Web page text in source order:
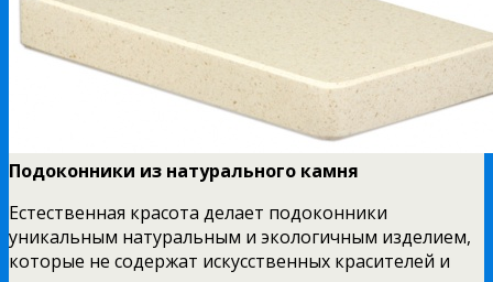
Подоконники из натурального камня
Естественная красота делает подоконники
уникальным натуральным и экологичным изделием,
которые не содержат искусственных красителей и